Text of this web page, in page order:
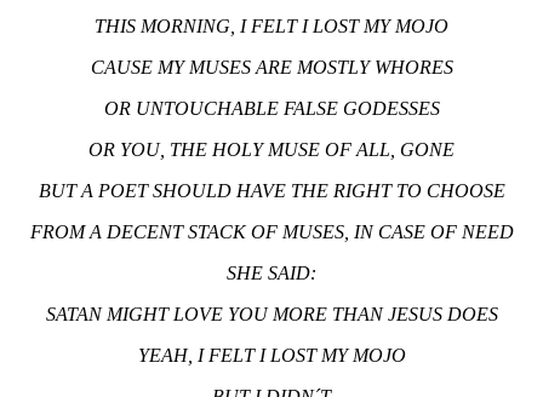
THIS MORNING, I FELT I LOST MY MOJO
CAUSE MY MUSES ARE MOSTLY WHORES
OR UNTOUCHABLE FALSE GODESSES
OR YOU, THE HOLY MUSE OF ALL, GONE
BUT A POET SHOULD HAVE THE RIGHT TO CHOOSE
FROM A DECENT STACK OF MUSES, IN CASE OF NEED
SHE SAID:
SATAN MIGHT LOVE YOU MORE THAN JESUS DOES
YEAH, I FELT I LOST MY MOJO